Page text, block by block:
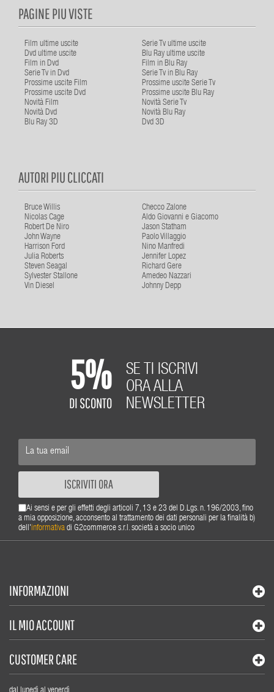
PAGINE PIU VISTE
Film ultime uscite
Serie Tv ultime uscite
Dvd ultime uscite
Blu Ray ultime uscite
Film in Dvd
Film in Blu Ray
Serie Tv in Dvd
Serie Tv in Blu Ray
Prossime uscite Film
Prossime uscite Serie Tv
Prossime uscite Dvd
Prossime uscite Blu Ray
Novità Film
Novità Serie Tv
Novità Dvd
Novità Blu Ray
Blu Ray 3D
Dvd 3D
AUTORI PIU CLICCATI
Bruce Willis
Checco Zalone
Nicolas Cage
Aldo Giovanni e Giacomo
Robert De Niro
Jason Statham
John Wayne
Paolo Villaggio
Harrison Ford
Nino Manfredi
Julia Roberts
Jennifer Lopez
Steven Seagal
Richard Gere
Sylvester Stallone
Amedeo Nazzari
Vin Diesel
Johnny Depp
5%
DI SCONTO
SE TI ISCRIVI
ORA ALLA
NEWSLETTER
ISCRIVITI ORA
Ai sensi e per gli effetti degli articoli 7, 13 e 23 del D.Lgs. n. 196/2003, fino
a mia opposizione, acconsento al trattamento dei dati personali per la finalità b)
dell'informativa di G2commerce s.r.l. società a socio unico
INFORMAZIONI
IL MIO ACCOUNT
CUSTOMER CARE